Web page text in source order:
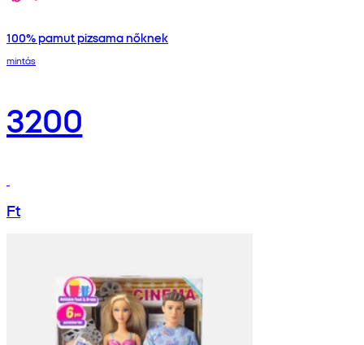
100% pamut pizsama nőknek
mintás
3200
Ft